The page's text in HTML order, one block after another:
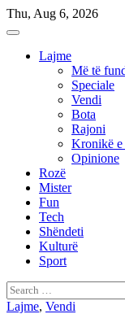
Skip
to
Thu, Aug 6, 2026
Lajme
Më të
Speciale
Vendi
Bota
Rajoni
Kronikë e
Opinione
Rozë
Mister
Fun
Tech
Shëndeti
Kulturë
Sport
Search
for:
Lajme, Vendi